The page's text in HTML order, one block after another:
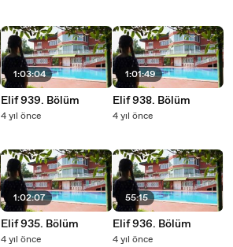
1:03:04
Elif 939. Bölüm
4 yıl önce
1:02:07
Elif 935. Bölüm
4 yıl önce
1:01:49
Elif 938. Bölüm
4 yıl önce
55:15
Elif 936. Bölüm
4 yıl önce